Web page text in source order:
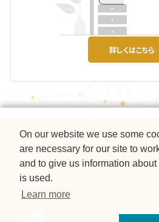
詳しくはこちら
運営会社
利用規約
プライバシーポリシー
On our website we use some
are necessary for our site to
and to give us information
is used.
Learn more